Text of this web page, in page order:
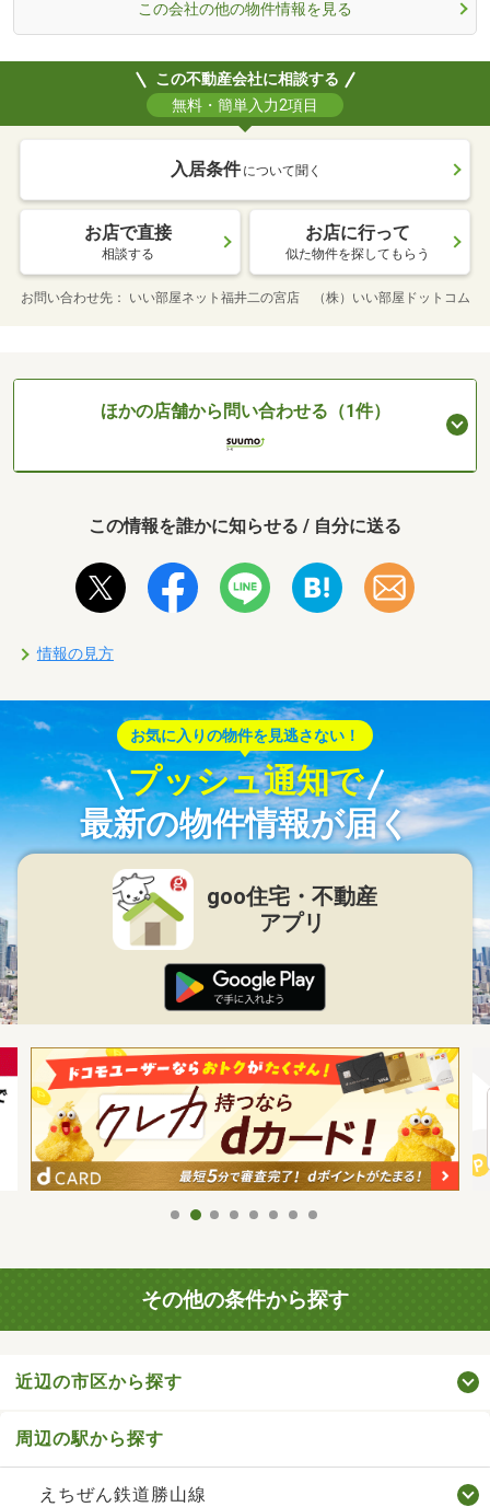
この会社の他の物件情報を見る
この不動産会社に相談する
無料・簡単入力2項目
入居条件 について聞く
お店で直接
相談する
お店に行って
似た物件を探してもらう
お問い合わせ先 いい部屋ネット福井二の宮店 （株）いい部屋ドットコム
ほかの店舗から問い合わせる（1件）
この情報を誰かに知らせる / 自分に送る
情報の見方
お気に入りの物件を見逃さない！
プッシュ通知で
最新の物件情報が届く
goo住宅・不動産
アプリ
その他の条件から探す
近辺の市区から探す
周辺の駅から探す
えちぜん鉄道勝山線